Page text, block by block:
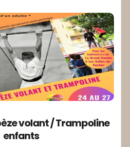
volant / Trampoline
enfants